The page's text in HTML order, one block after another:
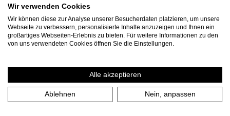
gesellschaftlichen Themen oder setzen sich kreativ mit
zeitgenössischen und klassischen Theatertexten auseinander. Aus
unterschiedlichen Perspektiven entstehen Inszenierungen, die
zeigen, wie bereichernd Vielfalt für die Kunst sein kann. Die
Beteiligten sind zwischen 12 und 99 Jahren alt. Jedes Jahr
VolXbühne. Gemeinsam mit dem dreiköpfigen Leitungsteam
entstehen jährlich rund 30 Veranstaltungen und Aufführungen, die
von etwa 1.500 Zuschauer besucht werden.
Wir verwenden Cookies
Wir können diese zur Analyse unserer Besucherdaten platzieren, um unsere
Webseite zu verbessern, personalisierte Inhalte anzuzeigen und Ihnen ein
großartiges Webseiten-Erlebnis zu bieten. Für weitere Informationen zu den
von uns verwendeten Cookies öffnen Sie die Einstellungen.
Alle akzeptieren
Ablehnen Nein, anpassen